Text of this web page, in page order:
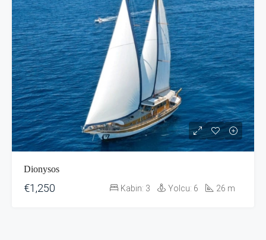
Dionysos
€1,250 Kabin: 3 Yolcu: 6 26 m